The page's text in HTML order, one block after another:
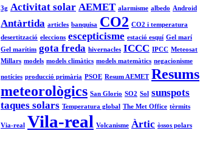
3g Activitat solar AEMET alarmisme albedo Android
Antàrtida articles banquisa CO2 CO2 i temperatura
desertització eleccions escepticisme estació esquí Gel marí
Gel marítim gota freda hivernacles ICCC IPCC Meteosat
Millars models models climàtics models matemàtics negacionisme
notícies producció primària PSOE Resum AEMET Resums
meteorològics San Glorio SO2 Sol sunspots
taques solars Temperatura global The Met Office tèrmits
Via-real Vila-real Volcanisme Àrtic òssos polars